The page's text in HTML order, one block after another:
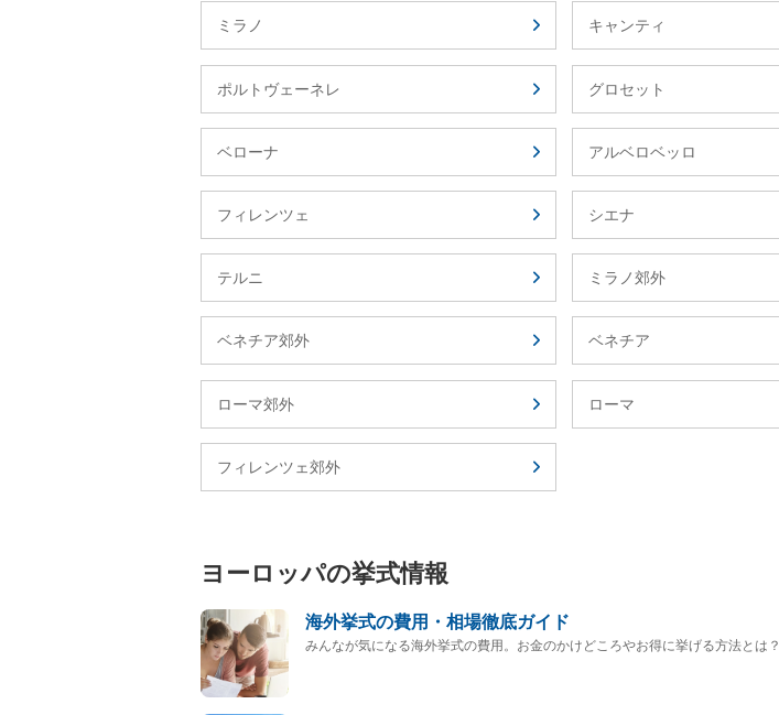
ミラノ キャンティ
ポルトヴェーネレ グロセット
ベローナ アルベロベッロ
フィレンツェ シエナ
テルニ ミラノ郊外
ベネチア郊外 ベネチア
ローマ郊外 ローマ
フィレンツェ郊外
ヨーロッパの挙式情報
海外挙式の費用・相場徹底ガイド
みんなが気になる海外挙式の費用。お金のかけどころやお得に挙げる方法とは？